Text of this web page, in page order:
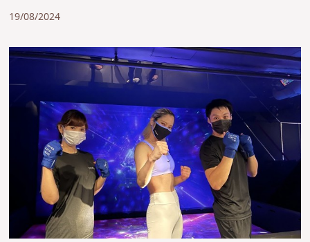
19/08/2024